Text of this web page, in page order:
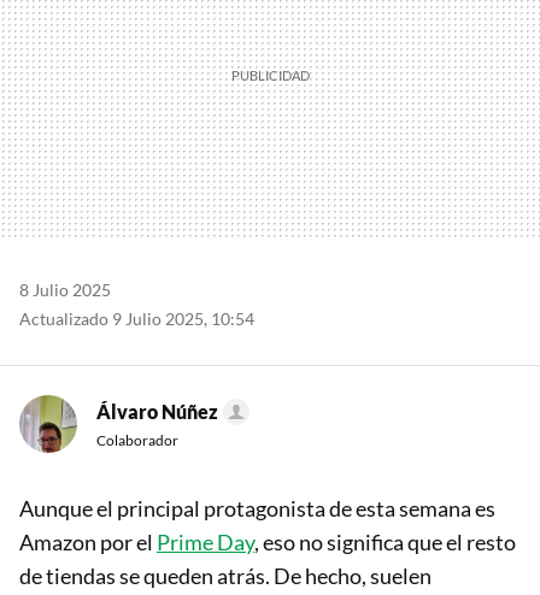
8 Julio 2025
Actualizado 9 Julio 2025, 10:54
Álvaro Núñez
Colaborador
Aunque el principal protagonista de esta semana es
Amazon por el Prime Day, eso no significa que el resto
de tiendas se queden atrás. De hecho, suelen